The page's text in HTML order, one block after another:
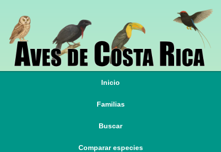
Inicio
Familias
Buscar
Comparar especies